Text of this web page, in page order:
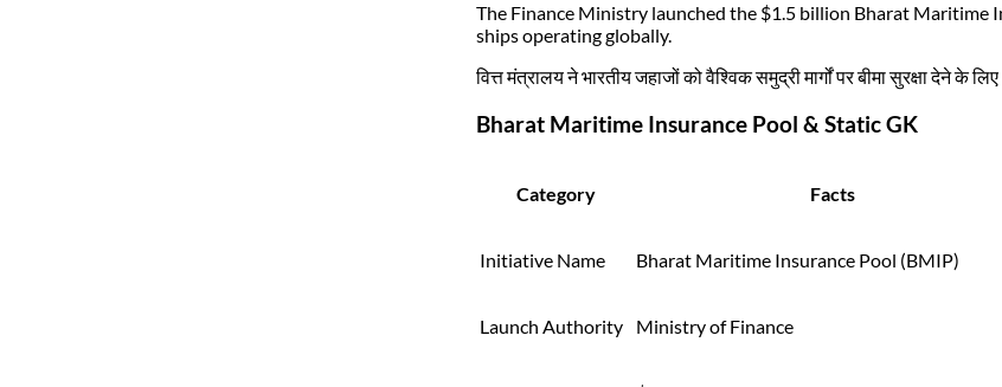
The Finance Ministry launched the $1.5 billion Bharat
ships operating globally.
वित्त मंत्रालय ने भारतीय जहाजों को वैश्विक समुद्री मार्गों पर बीमा सुरक्षा देने के
Bharat Maritime Insurance Pool & Static GK
Category Facts
Initiative Name Bharat Maritime Insurance Pool (BMIP)
Launch Authority Ministry of Finance